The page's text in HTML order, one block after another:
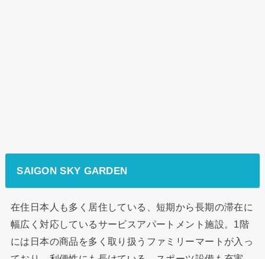
SAIGON SKY GARDEN
在住日本人も多く居住している、短期から長期の滞在に
幅広く対応しているサービスアパートメント施設。1階
には日本の商品を多く取り扱うファミリーマートが入っ